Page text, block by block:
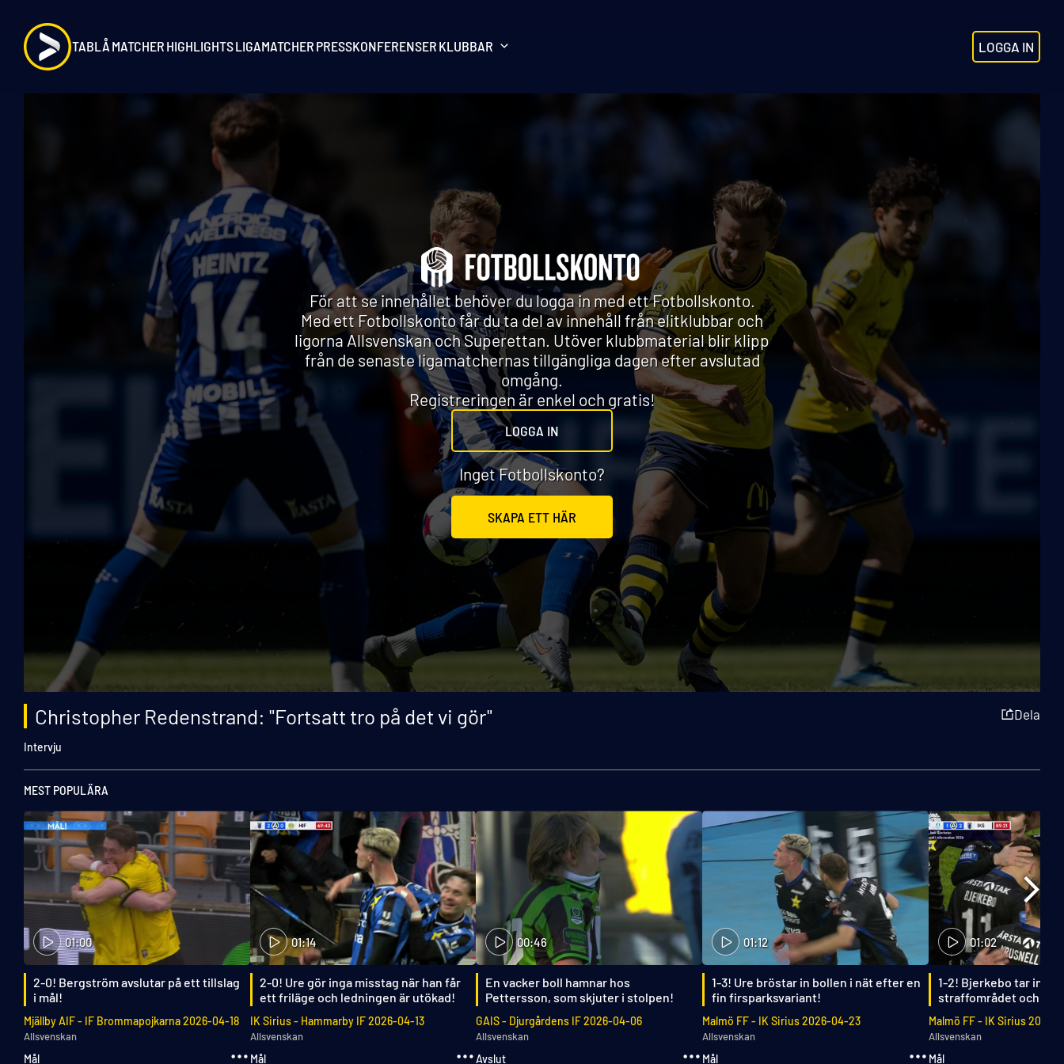
TABLÅMATCHERHIGHLIGHTSLIGAMATCHERPRESSKONFERENSERKLUBBAR LOGGA IN
För att se innehållet behöver du logga in med ett Fotbollskonto.
Med ett Fotbollskonto får du ta del av innehåll från elitklubbar och
ligorna Allsvenskan och Superettan. Utöver klubbmaterial blir klipp
från de senaste ligamatchernas tillgängliga dagen efter avslutad
omgång.
Registreringen är enkel och gratis!
LOGGA IN
Inget Fotbollskonto?
SKAPA ETT HÄR
Christopher Redenstrand: "Fortsatt tro på det vi gör"
Intervju
Dela
MEST POPULÄRA
01:00
2-0! Bergström avslutar på ett tillslag
i mål!
Mjällby AIF- IF Brommapojkarna2026-04-18
Allsvenskan
Mål
01:14
2-0! Ure gör inga misstag när han får
ett friläge och ledningen är utökad!
IK Sirius- Hammarby IF2026-04-13
Allsvenskan
Mål
00:46
En vacker boll hamnar hos
Pettersson, som skjuter i stolpen!
GAIS- Djurgårdens IF 2026-04-06
Allsvenskan
Avslut
01:12
1-3! Ure bröstar in bollen i nät efter en
fin firsparksvariant!
Malmö FF- IK Sirius2026-04-23
Allsvenskan
Mål
01:02
1-2! Bjerkebo tar in
straffområdet och
Malmö FF- IK Sirius2026-
Allsvenskan
Mål